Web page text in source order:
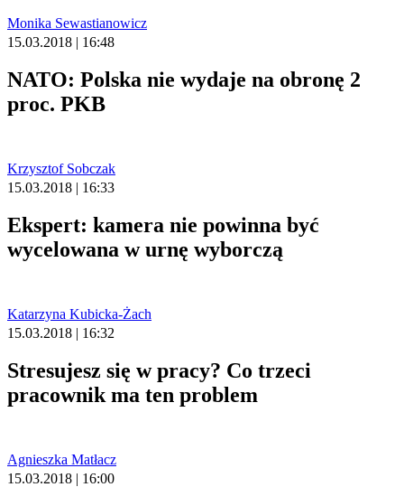
Monika Sewastianowicz
15.03.2018 | 16:48
NATO: Polska nie wydaje na obronę 2
proc. PKB
Krzysztof Sobczak
15.03.2018 | 16:33
Ekspert: kamera nie powinna być
wycelowana w urnę wyborczą
Katarzyna Kubicka-Żach
15.03.2018 | 16:32
Stresujesz się w pracy? Co trzeci
pracownik ma ten problem
Agnieszka Matłacz
15.03.2018 | 16:00